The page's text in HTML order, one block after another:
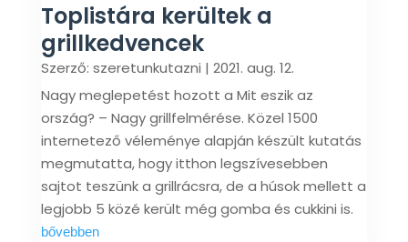
Toplistára kerültek a
grillkedvencek
Szerző: szeretunkutazni | 2021. aug. 12.
Nagy meglepetést hozott a Mit eszik az
ország? – Nagy grillfelmérése. Közel 1500
internetező véleménye alapján készült kutatás
megmutatta, hogy itthon legszívesebben
sajtot teszünk a grillrácsra, de a húsok mellett a
legjobb 5 közé került még gomba és cukkini is.
bővebben